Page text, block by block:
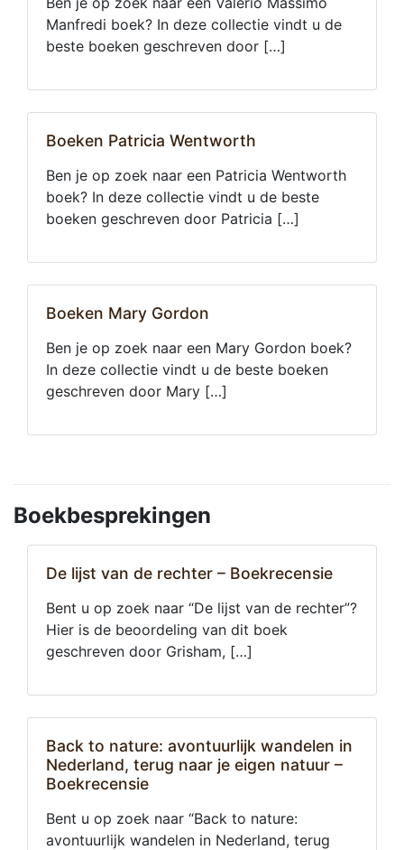
Manfredi boek? In deze collectie vindt u de
beste boeken geschreven door […]
Boeken Patricia Wentworth
Ben je op zoek naar een Patricia Wentworth
boek? In deze collectie vindt u de beste
boeken geschreven door Patricia […]
Boeken Mary Gordon
Ben je op zoek naar een Mary Gordon boek?
In deze collectie vindt u de beste boeken
geschreven door Mary […]
Boekbesprekingen
De lijst van de rechter – Boekrecensie
Bent u op zoek naar “De lijst van de rechter”?
Hier is de beoordeling van dit boek
geschreven door Grisham, […]
Back to nature: avontuurlijk wandelen in
Nederland, terug naar je eigen natuur –
Boekrecensie
Bent u op zoek naar “Back to nature:
avontuurlijk wandelen in Nederland, terug